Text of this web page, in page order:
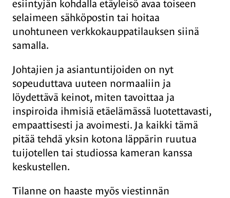
esiintyjän kohdalla etäyleisö avaa toiseen
selaimeen sähköpostin tai hoitaa
unohtuneen verkkokauppatilauksen siinä
samalla.
Johtajien ja asiantuntijoiden on nyt
sopeuduttava uuteen normaaliin ja
löydettävä keinot, miten tavoittaa ja
inspiroida ihmisiä etäelämässä luotettavasti,
empaattisesti ja avoimesti. Ja kaikki tämä
pitää tehdä yksin kotona läppärin ruutua
tuijotellen tai studiossa kameran kanssa
keskustellen.
Tilanne on haaste myös viestinnän